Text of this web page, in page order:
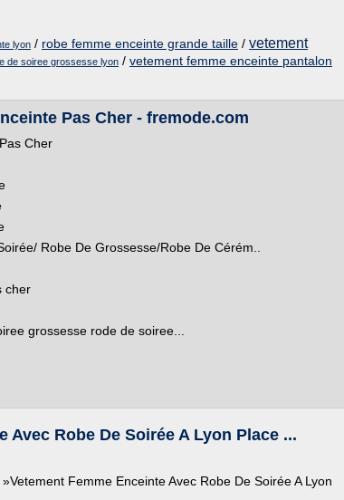
lyon / robe femme enceinte grande taille / vetement
de soiree grossesse lyon / vetement femme enceinte pantalon
Pas Cher - fremode.com
Cher
Robe De Grossesse/Robe De Cérém..
cher
grossesse rode de soiree...
Avec Robe De Soirée A Lyon Place ...
Femme Enceinte Avec Robe De Soirée A Lyon